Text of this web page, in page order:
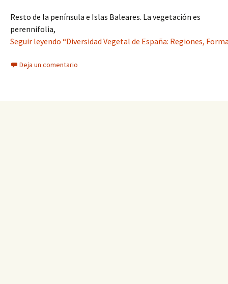
Resto de la península e Islas Baleares. La vegetación es
perennifolia,
Seguir leyendo “Diversidad Vegetal de España: Regiones,
Deja un comentario